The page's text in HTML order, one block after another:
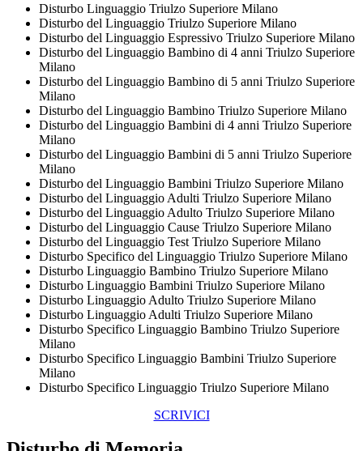
Disturbo Linguaggio Triulzo Superiore Milano
Disturbo del Linguaggio Triulzo Superiore Milano
Disturbo del Linguaggio Espressivo Triulzo Superiore Milano
Disturbo del Linguaggio Bambino di 4 anni Triulzo Superiore
Milano
Disturbo del Linguaggio Bambino di 5 anni Triulzo Superiore
Milano
Disturbo del Linguaggio Bambino Triulzo Superiore Milano
Disturbo del Linguaggio Bambini di 4 anni Triulzo Superiore
Milano
Disturbo del Linguaggio Bambini di 5 anni Triulzo Superiore
Milano
Disturbo del Linguaggio Bambini Triulzo Superiore Milano
Disturbo del Linguaggio Adulti Triulzo Superiore Milano
Disturbo del Linguaggio Adulto Triulzo Superiore Milano
Disturbo del Linguaggio Cause Triulzo Superiore Milano
Disturbo del Linguaggio Test Triulzo Superiore Milano
Disturbo Specifico del Linguaggio Triulzo Superiore Milano
Disturbo Linguaggio Bambino Triulzo Superiore Milano
Disturbo Linguaggio Bambini Triulzo Superiore Milano
Disturbo Linguaggio Adulto Triulzo Superiore Milano
Disturbo Linguaggio Adulti Triulzo Superiore Milano
Disturbo Specifico Linguaggio Bambino Triulzo Superiore
Milano
Disturbo Specifico Linguaggio Bambini Triulzo Superiore
Milano
Disturbo Specifico Linguaggio Triulzo Superiore Milano
SCRIVICI